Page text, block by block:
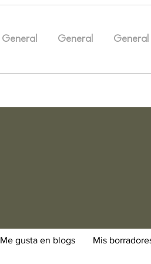
General General General
Me gusta en blogs Mis